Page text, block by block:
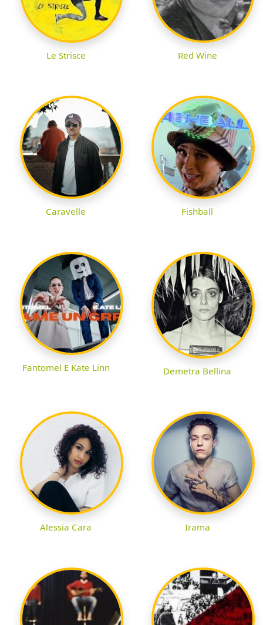
Le Strisce Red Wine
Caravelle Fishball
Fantomel E Kate Linn Demetra Bellina
Alessia Cara Irama